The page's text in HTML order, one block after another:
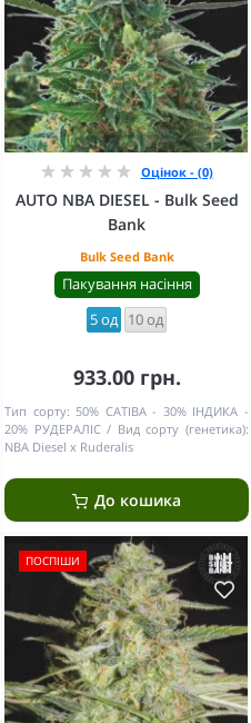
Оцінок - (0)
AUTO NBA DIESEL - Bulk Seed
Bank
Bulk Seed Bank
Пакування насіння
5 од 10 од
933.00 грн.
Тип сорту: 50% САТІВА - 30% ІНДИКА -
20% РУДЕРАЛІС
Вид сорту (генетика):
NBA Diesel x Ruderalis
До кошика
ПОСПІШИ